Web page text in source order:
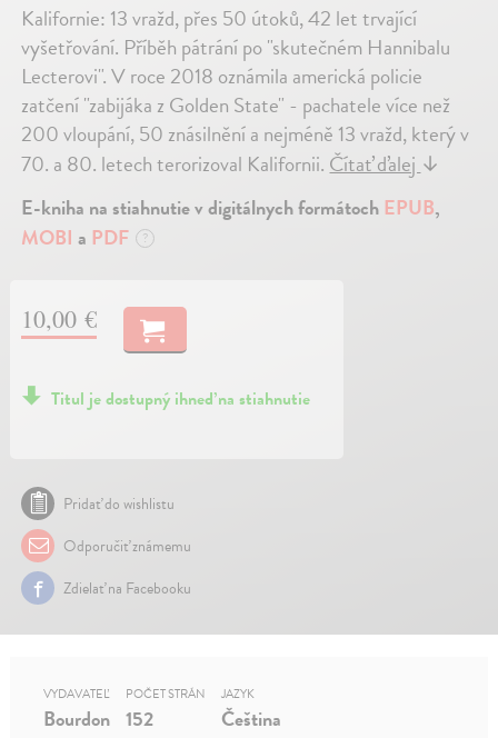
Kalifornie: 13 vražd, přes 50 útoků, 42 let trvající
vyšetřování. Příběh pátrání po "skutečném Hannibalu
Lecterovi". V roce 2018 oznámila americká policie
zatčení "zabijáka z Golden State" - pachatele více než
200 vloupání, 50 znásilnění a nejméně 13 vražd, který v
70. a 80. letech terorizoval Kalifornii. Čítať ďalej ↓
E-kniha na stiahnutie v digitálnych formátoch EPUB,
MOBI a PDF ?
10,00 €
Titul je dostupný ihneď na stiahnutie
Pridať do wishlistu
Odporučiť známemu
Zdielať na Facebooku
VYDAVATEĽ
Bourdon
POČET STRÁN
152
JAZYK
Čeština